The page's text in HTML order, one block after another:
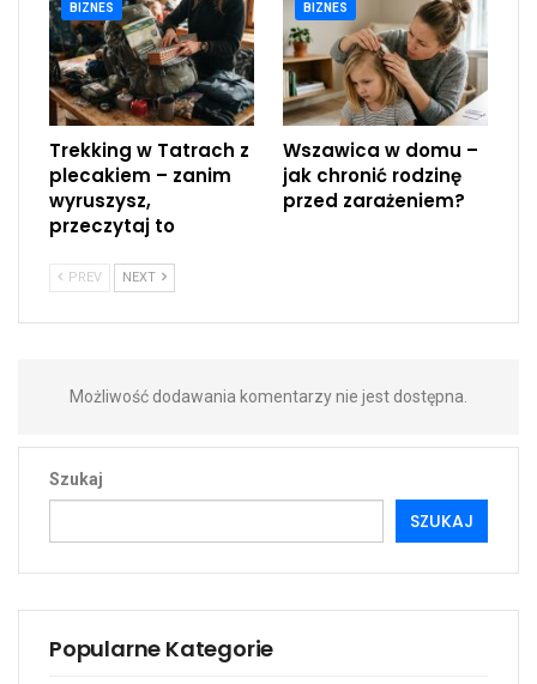
BIZNES
Trekking w Tatrach z
plecakiem – zanim
wyruszysz,
przeczytaj to
BIZNES
Wszawica w domu –
jak chronić rodzinę
przed zarażeniem?
PREV NEXT
Możliwość dodawania komentarzy nie jest dostępna.
Szukaj
SZUKAJ
Popularne Kategorie